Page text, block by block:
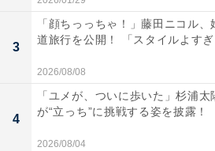
3
「顔ちっっちゃ！」藤田ニコル
道旅行を公開！ 「スタイルよす
2026/08/08
4
「ユメが、ついに歩いた」杉浦太
が“立っち”に挑戦する姿を披露！
2026/08/04